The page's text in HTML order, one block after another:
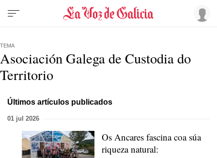
TEMA
Asociación Galega de Custodia do
Territorio
Últimos artículos publicados
01 jul 2026
Os Ancares fascina coa súa
riqueza natural: